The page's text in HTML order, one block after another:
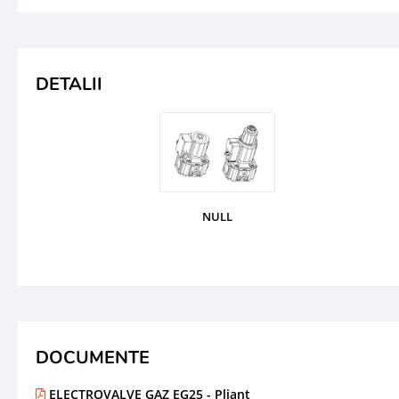
DETALII
NULL
DOCUMENTE
ELECTROVALVE GAZ EG25 - Pliant